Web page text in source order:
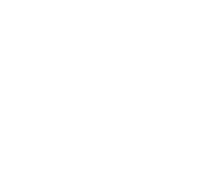
Gray T329
từ nền, má, mắt, highlight, shading đến lông
làn da nhạy cảm nhất.
sản phẩm, hạn chế hao hụt.